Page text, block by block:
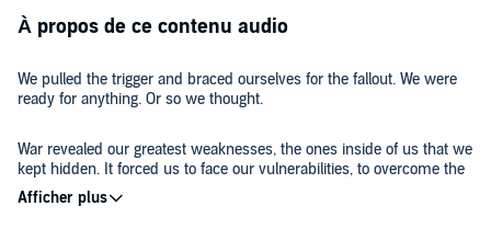
À propos de ce contenu audio
We pulled the trigger and braced ourselves for the fallout. We were
ready for anything. Or so we thought.
War revealed our greatest weaknesses, the ones inside of us that we
kept hidden. It forced us to face our vulnerabilities, to overcome the
battles within that threatened to hold us prisoner.